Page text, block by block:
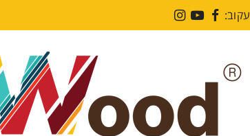
גלריית עיצובים
חיפויי קירות SPC
עקוב: